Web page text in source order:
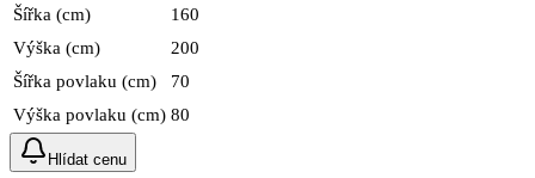
Šířka (cm)
160
Výška (cm)
200
Šířka povlaku (cm)
70
Výška povlaku (cm) 80
Hlídat cenu